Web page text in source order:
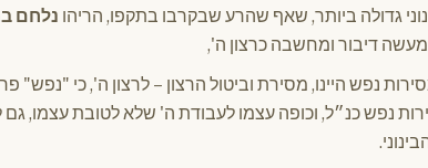
גדולה ביותר, שאף שהרע שבקרבו בתקפו, הריהו נלחם
דיבור ומחשבה כרצון ה',
נפש היינו, מסירת וביטול הרצון – לרצון ה', כי "נפש"
נפש כנ״ל, וכופה עצמו לעבודת ה' שלא לטובת עצמו, גם